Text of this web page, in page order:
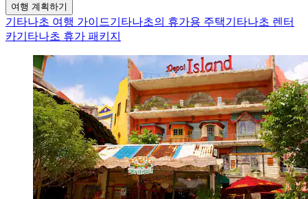
여행 계획하기
기타나초 여행 가이드기타나초의 휴가용 주택기타나초 렌터
카기타나초 휴가 패키지